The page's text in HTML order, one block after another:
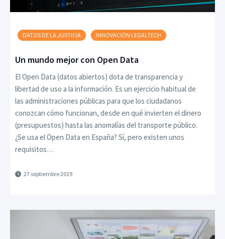
DATOS DE LA JUSTICIA INNOVACIÓN LEGALTECH
Un mundo mejor con Open Data
El Open Data (datos abiertos) dota de transparencia y
libertad de uso a la información. Es un ejercicio habitual de
las administraciones públicas para que los ciudadanos
conozcan cómo funcionan, desde en qué invierten el dinero
(presupuestos) hasta las anomalías del transporte público.
¿Se usa el Open Data en España? Sí, pero existen unos
requisitos…
27 septiembre 2019